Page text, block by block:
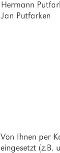
Hermann
Jan Putfarken
Von Ihnen per
eingesetzt (z.B.